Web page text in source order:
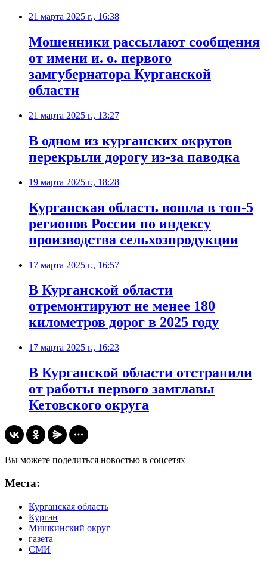
21 марта 2025 г., 16:38
Мошенники рассылают сообщения
от имени и. о. первого
замгубернатора Курганской
области
21 марта 2025 г., 13:27
В одном из курганских округов
перекрыли дорогу из-за паводка
19 марта 2025 г., 18:28
Курганская область вошла в топ-5
регионов России по индексу
производства сельхозпродукции
17 марта 2025 г., 16:57
В Курганской области
отремонтируют не менее 180
километров дорог в 2025 году
17 марта 2025 г., 16:23
В Курганской области отстранили
от работы первого замглавы
Кетовского округа
Вы можете поделиться новостью в соцсетях
Места:
Курганская область
Курган
Мишкинский округ
газета
СМИ